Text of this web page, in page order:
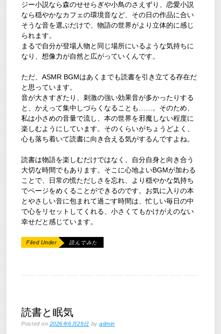
ジー小説なら森のせせらぎや小鳥のさえずり、恋愛小説
なら穏やかなカフェの環境音など、その日の作品に合い
そうな音を選ぶだけで、物語の世界がより立体的に感じ
られます。
まるで自分が登場人物と同じ場所にいるような気持ちに
なり、想像力が自然と広がっていくんです。
ただ、ASMR BGMはあくまでも読書を引き立てる存在だ
と思っています。
音が大きすぎたり、刺激の強い効果音が多かったりする
と、かえって集中しづらくなることも……。そのため、
私は小さめの音量で流し、本の世界を邪魔しない程度に
楽しむようにしています。そのくらいがちょうどよく、
心も落ち着いて読書に向き合える気がするんですよね。
読書は物語を楽しむだけではなく、自分自身と向き合う
大切な時間でもあります。そこに心地よいBGMが加わる
ことで、日常の慌ただしさを忘れ、より穏やかな気持ち
でページをめくることができるのです。お気に入りの本
とやさしい音に包まれて過ごす時間は、忙しい毎日の中
で心をリセットしてくれる、小さくてもかけがえのない
幸せだと感じています。
Filed Under 読んでみた
読書と眠気
Posted on 2026年6月29日 byadmin